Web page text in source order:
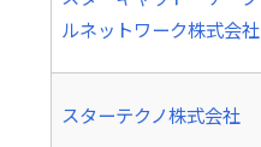
ルネットワーク株式会社
スターテクノ株式会社